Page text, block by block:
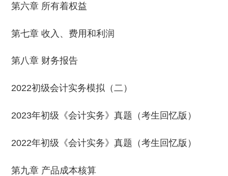
第六章 所有着权益
第七章 收入、费用和利润
第八章 财务报告
2022初级会计实务模拟（二）
2023年初级《会计实务》真题（考生回忆版）
2022年初级《会计实务》真题（考生回忆版）
第九章 产品成本核算